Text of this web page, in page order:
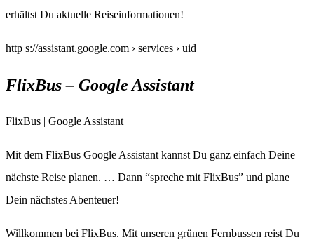
erhältst Du aktuelle Reiseinformationen!
http s://assistant.google.com › services › uid
FlixBus – Google Assistant
FlixBus | Google Assistant
Mit dem FlixBus Google Assistant kannst Du ganz einfach Deine
nächste Reise planen. … Dann “spreche mit FlixBus” und plane
Dein nächstes Abenteuer!
Willkommen bei FlixBus. Mit unseren grünen Fernbussen reist Du